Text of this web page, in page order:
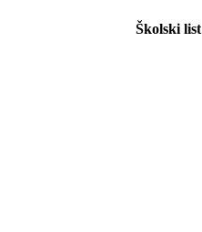
Školski list